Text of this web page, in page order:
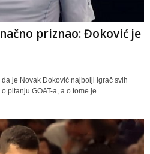
priznao: Đoković je
je Novak Đoković najbolji igrač svih
pitanju GOAT-a, a o tome je...